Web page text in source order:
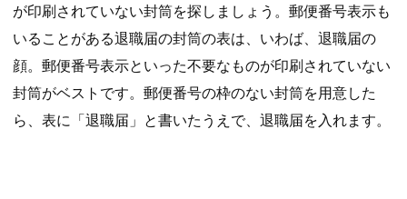
が印刷されていない封筒を探しましょう。郵便番号表示も
いることがある退職届の封筒の表は、いわば、退職届の
顔。郵便番号表示といった不要なものが印刷されていない
封筒がベストです。郵便番号の枠のない封筒を用意した
ら、表に「退職届」と書いたうえで、退職届を入れます。